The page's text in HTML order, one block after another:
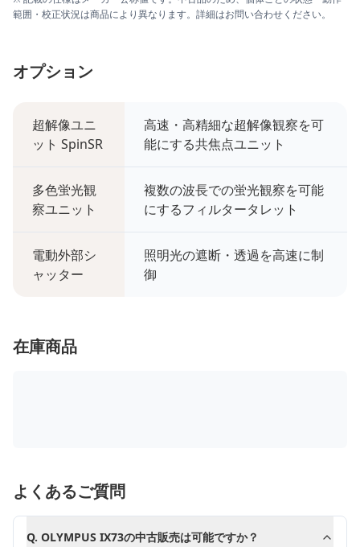
範囲・校正状況は商品により異なります。詳細はお問い合わせください。
オプション
超解像ユニ
ット SpinSR
高速・高精細な超解像観察を可
能にする共焦点ユニット
多色蛍光観
察ユニット
複数の波長での蛍光観察を可能
にするフィルタータレット
電動外部シ
ャッター
照明光の遮断・透過を高速に制
御
在庫商品
よくあるご質問
Q. OLYMPUS IX73の中古販売は可能ですか？